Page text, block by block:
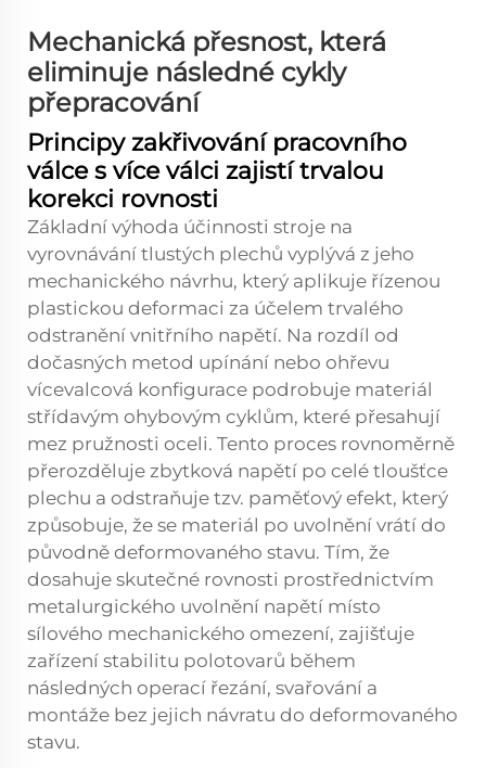
Mechanická přesnost, která
eliminuje následné cykly
přepracování
Principy zakřivování pracovního
válce s více válci zajistí trvalou
korekci rovnosti
Základní výhoda účinnosti stroje na
vyrovnávání tlustých plechů vyplývá z jeho
mechanického návrhu, který aplikuje řízenou
plastickou deformaci za účelem trvalého
odstranění vnitřního napětí. Na rozdíl od
dočasných metod upínání nebo ohřevu
vícevalcová konfigurace podrobuje materiál
střídavým ohybovým cyklům, které přesahují
mez pružnosti oceli. Tento proces rovnoměrně
přerozděluje zbytková napětí po celé tloušťce
plechu a odstraňuje tzv. paměťový efekt, který
způsobuje, že se materiál po uvolnění vrátí do
původně deformovaného stavu. Tím, že
dosahuje skutečné rovnosti prostřednictvím
metalurgického uvolnění napětí místo
sílového mechanického omezení, zajišťuje
zařízení stabilitu polotovarů během
následných operací řezání, svařování a
montáže bez jejich návratu do deformovaného
stavu.